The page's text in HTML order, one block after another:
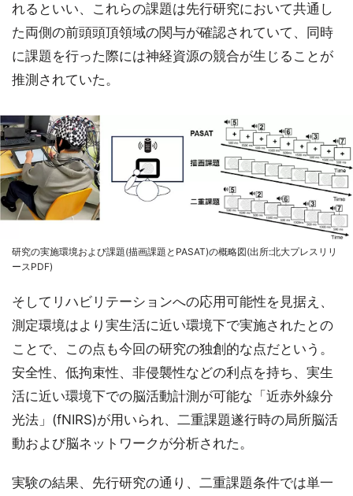
れるといい、これらの課題は先行研究において共通し
た両側の前頭頭頂領域の関与が確認されていて、同時
に課題を行った際には神経資源の競合が生じることが
推測されていた。
研究の実施環境および課題(描画課題とPASAT)の概略図(出所:北大プレスリリ
ースPDF)
そしてリハビリテーションへの応用可能性を見据え、
測定環境はより実生活に近い環境下で実施されたとの
ことで、この点も今回の研究の独創的な点だという。
安全性、低拘束性、非侵襲性などの利点を持ち、実生
活に近い環境下での脳活動計測が可能な「近赤外線分
光法」(fNIRS)が用いられ、二重課題遂行時の局所脳活
動および脳ネットワークが分析された。
実験の結果、先行研究の通り、二重課題条件では単一